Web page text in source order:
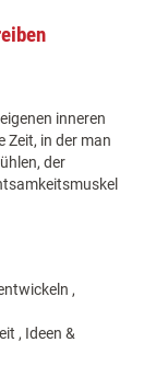
inneren
Zeit, in der man
der
,
, Ideen &